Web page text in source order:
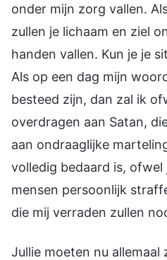
onder mijn zorg vallen.
zullen je lichaam en ziel
handen vallen. Kun je je
Als op een dag mijn
besteed zijn, dan zal ik
overdragen aan Satan,
aan ondraaglijke
volledig bedaard is,
mensen persoonlijk
die mij verraden zullen
Jullie moeten nu allemaal